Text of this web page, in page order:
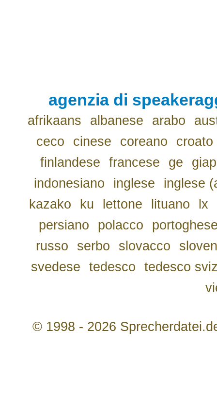
agenzia di
afrikaans albanese arabo
ceco
cinese coreano
croato
finlandese
francese ge
indonesiano
inglese
inglese
kazako
ku lettone lituano lx
persiano
polacco
russo
serbo slovacco
svedese
tedesco
tedesco
© 1998 - 2026